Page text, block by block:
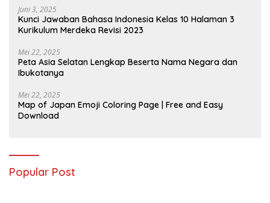
Juni 3, 2025
Kunci Jawaban Bahasa Indonesia Kelas 10 Halaman 3
Kurikulum Merdeka Revisi 2023
Mei 22, 2025
Peta Asia Selatan Lengkap Beserta Nama Negara dan
Ibukotanya
Mei 22, 2025
Map of Japan Emoji Coloring Page | Free and Easy
Download
Popular Post